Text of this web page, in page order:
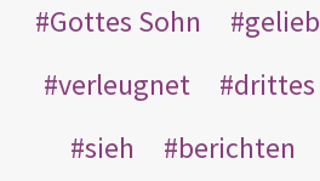
Gottes Sohn
verleugnet
drittes
sieh
berichten